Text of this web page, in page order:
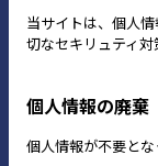
当サイトは、個人
切なセキリュティ対
個人情報の廃棄
個人情報が不要とな